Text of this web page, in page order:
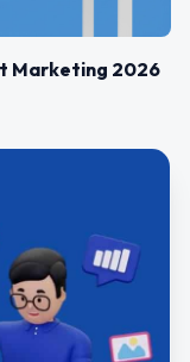
Marketing 2026